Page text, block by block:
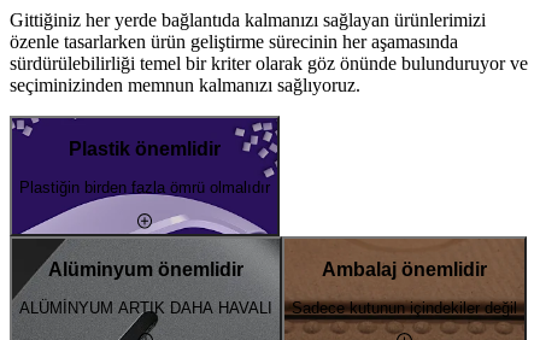
Gittiğiniz her yerde bağlantıda kalmanızı sağlayan ürünlerimizi
özenle tasarlarken ürün geliştirme sürecinin her aşamasında
sürdürülebilirliği temel bir kriter olarak göz önünde bulunduruyor ve
seçiminizinden memnun kalmanızı sağlıyoruz.
Plastik önemlidir
Plastiğin birden fazla ömrü olmalıdır
Alüminyum önemlidir
ALÜMİNYUM ARTIK DAHA HAVALI
Ambalaj önemlidir
Sadece kutunun içindekiler değil